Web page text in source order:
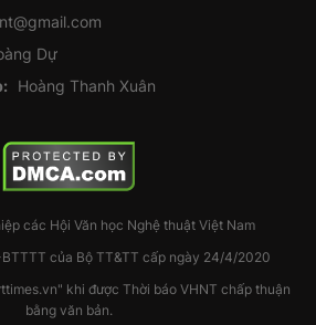
Dự
Hoàng Thanh Xuân
các Hội Văn học Nghệ thuật Việt Nam
của Bộ TT&TT cấp ngày 24/4/2020
khi được Thời báo VHNT chấp thuận
bằng văn bản.